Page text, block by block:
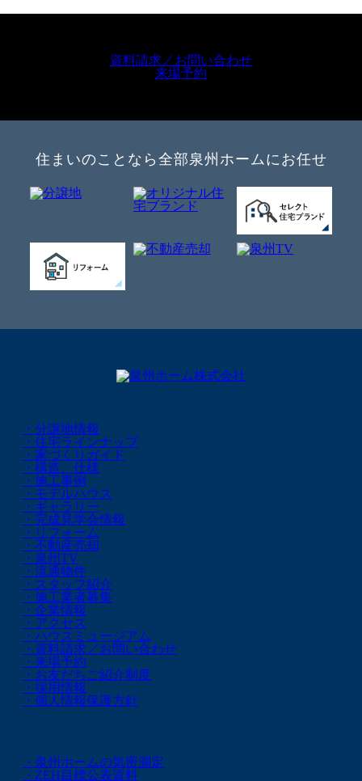
資料請求／お問い合わせ
来場予約
住まいのことなら全部泉州ホームにお任せ
・分譲地情報
・住宅ラインナップ
・家づくりガイド
・構造、仕様
・施工事例
・モデルハウス
・ギャラリー
・完成見学会情報
・リフォーム
・不動産売却
・泉州TV
・流通物件
・スタッフ紹介
・施工業者募集
・企業情報
・アクセス
・ハウスミュージアム
・資料請求／お問い合わせ
・来場予約
・お友だちご紹介制度
・採用情報
・個人情報保護方針
・泉州ホームの気密測定
・ZEH目標公表資料